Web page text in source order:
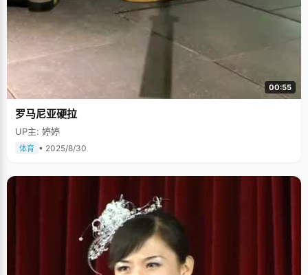
00:55
罗马尼亚硬拉
UP主: 婷婷
体育 • 2025/8/30